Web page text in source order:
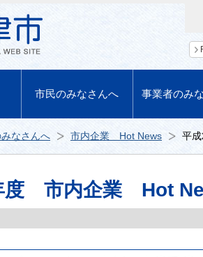
市民のみなさんへ 事業者のみ
なさんへ 市内企業 Hot News 平
度 市内企業 Hot